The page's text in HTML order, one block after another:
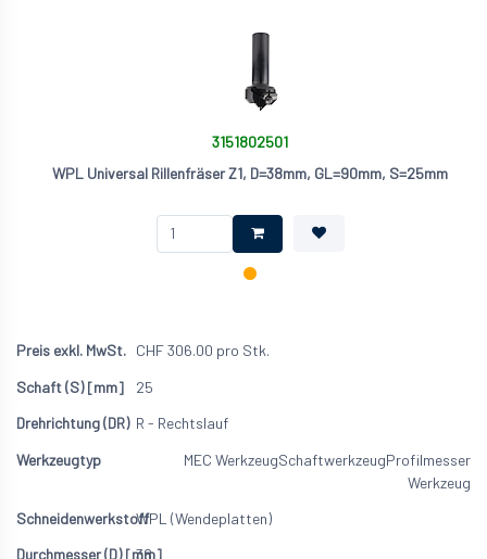
3151802501
WPL Universal Rillenfräser Z1, D=38mm, GL=90mm, S=25mm
CHF306.00 pro Stk.
25
R - Rechtslauf
MEC WerkzeugSchaftwerkzeugProfilmesser
Werkzeug
WPL (Wendeplatten)
38